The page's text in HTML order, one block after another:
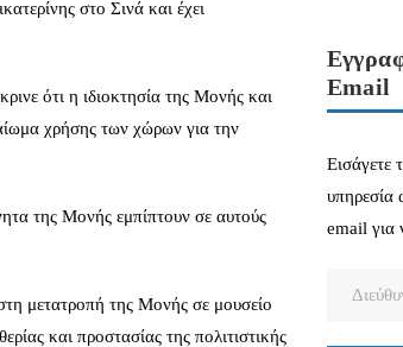
στο Σινά και έχει
ότι η ιδιοκτησία της Μονής και
χρήσης των χώρων για την
της Μονής εμπίπτουν σε αυτούς
μετατροπή της Μονής σε μουσείο
και προστασίας της πολιτιστικής
Email
Εισάγετε
υπηρεσία
email για